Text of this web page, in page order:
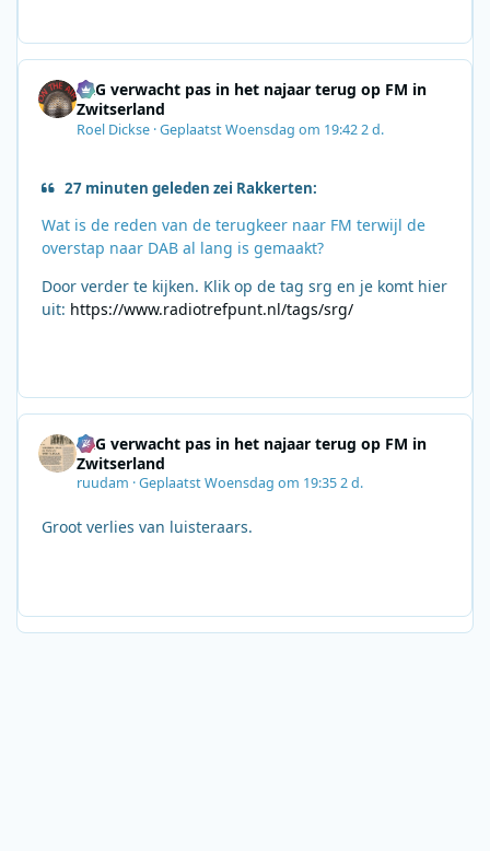
SRG verwacht pas in het najaar terug op FM in
Zwitserland
Roel Dickse ·GeplaatstWoensdag om 19:422 d.
27 minuten geleden zei Rakkerten:
Wat is de reden van de terugkeer naar FM terwijl de
overstap naar DAB al lang is gemaakt?
Door verder te kijken. Klik op de tag srg en je komt hier
uit: https://www.radiotrefpunt.nl/tags/srg/
SRG verwacht pas in het najaar terug op FM in
Zwitserland
ruudam ·GeplaatstWoensdag om 19:352 d.
Groot verlies van luisteraars.